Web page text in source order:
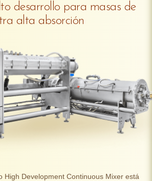
desarrollo para masas de
alta absorción
High Development Continuous Mixer está